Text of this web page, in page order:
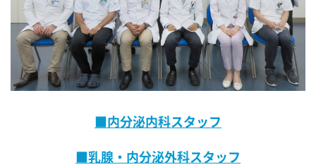
■内分泌内科スタッフ
■乳腺・内分泌外科スタッフ